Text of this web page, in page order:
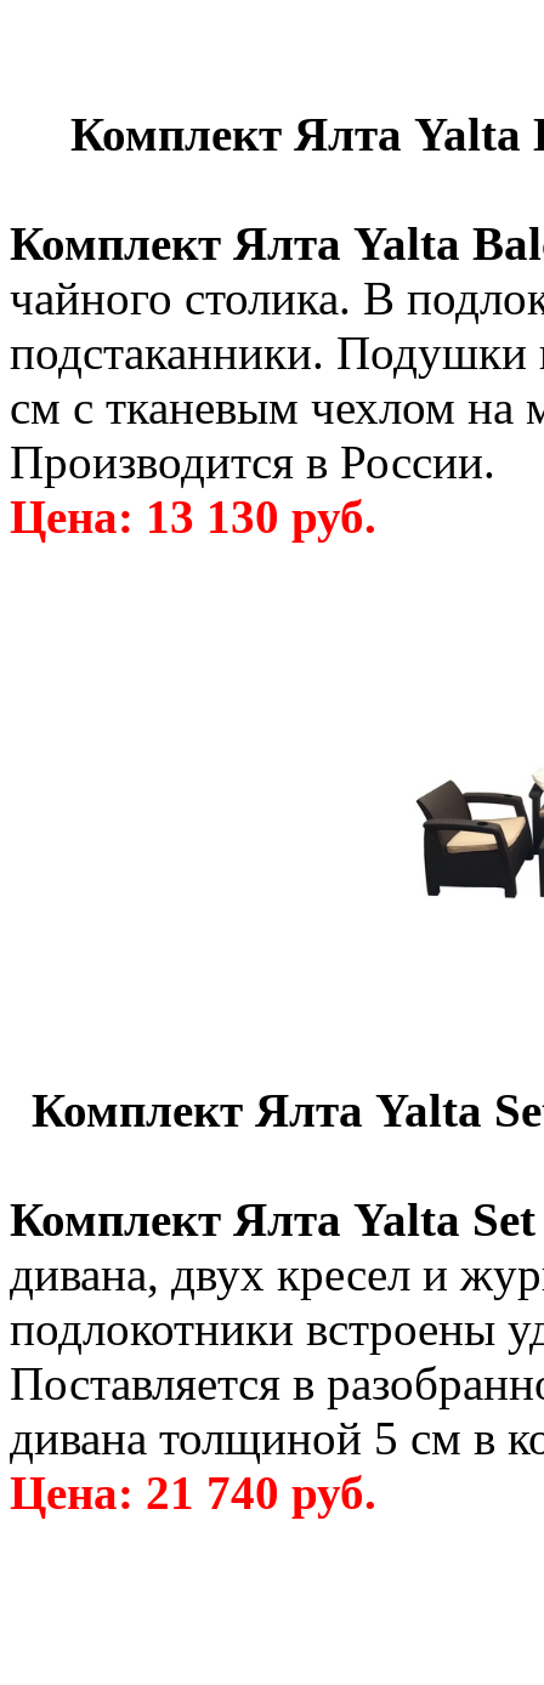
Комплект Ялта Yalta
Комплект Ялта Yalta
чайного столика. В
подстаканники. Подушки
см с тканевым чехлом на
Производится в России.
Цена: 13 130 руб.
Комплект Ялта Yalta
Комплект Ялта Yalta
дивана, двух кресел и
подлокотники встроены
Поставляется в
дивана толщиной 5 см в
Цена: 21 740 руб.